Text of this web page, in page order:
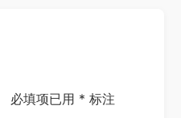
必填项已用 * 标注